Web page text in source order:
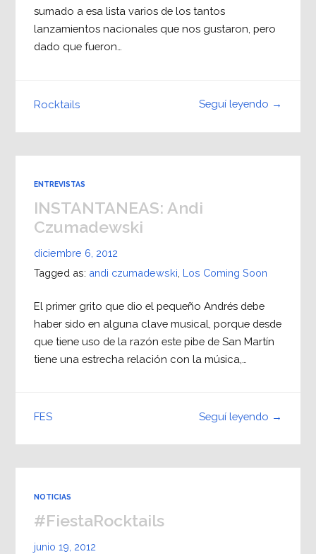
sumado a esa lista varios de los tantos
lanzamientos nacionales que nos gustaron, pero
dado que fueron…
Seguí leyendo →
Rocktails
ENTREVISTAS
INSTANTANEAS: Andi
Czumadewski
diciembre 6, 2012
Tagged as: andi czumadewski Los Coming Soon
El primer grito que dio el pequeño Andrés debe
haber sido en alguna clave musical, porque desde
que tiene uso de la razón este pibe de San Martín
tiene una estrecha relación con la música,…
Seguí leyendo →
FES
NOTICIAS
#FiestaRocktails
junio 19, 2012